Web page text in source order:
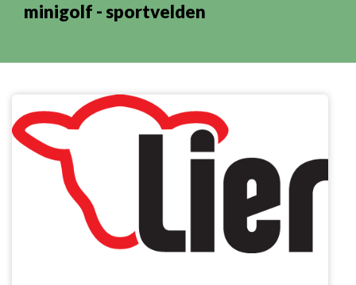
minigolf - sportvelden